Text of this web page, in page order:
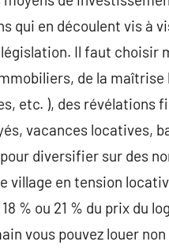
qui en découlent vis à
Il faut choisir
de la
etc. ), des révélations
vacances locatives,
diversifier sur des
village en tension
% ou 21 % du prix du
vous pouvez louer